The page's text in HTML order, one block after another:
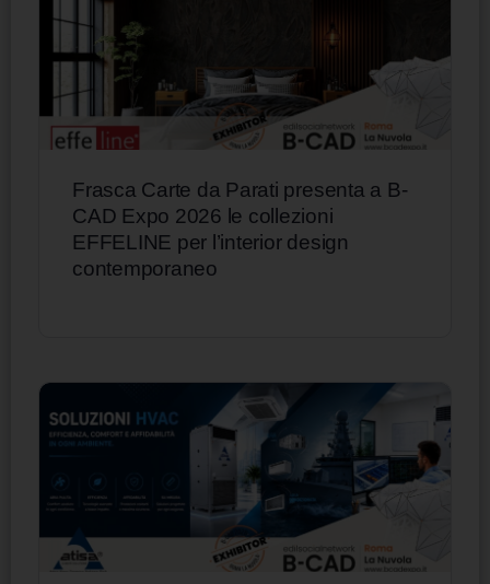
Frasca Carte da Parati presenta a B-
CAD Expo 2026 le collezioni
EFFELINE per l’interior design
contemporaneo